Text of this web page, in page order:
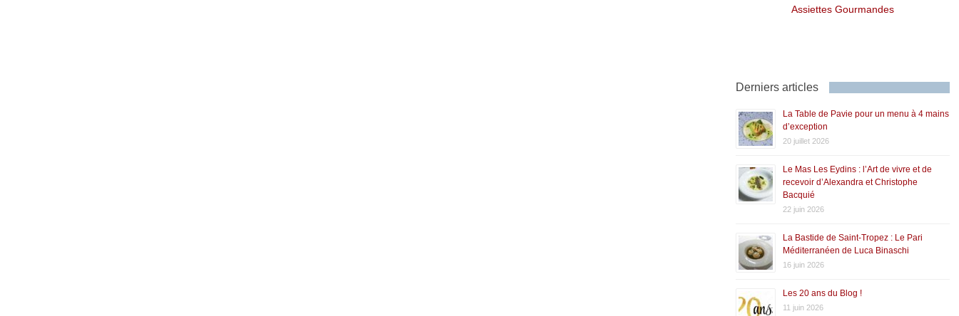
Assiettes Gourmandes
Derniers articles
La Table de Pavie pour un menu à 4 mains
d’exception
20 juillet 2026
Le Mas Les Eydins : l’Art de vivre et de
recevoir d’Alexandra et Christophe
Bacquié
22 juin 2026
La Bastide de Saint-Tropez : Le Pari
Méditerranéen de Luca Binaschi
16 juin 2026
Les 20 ans du Blog !
11 juin 2026